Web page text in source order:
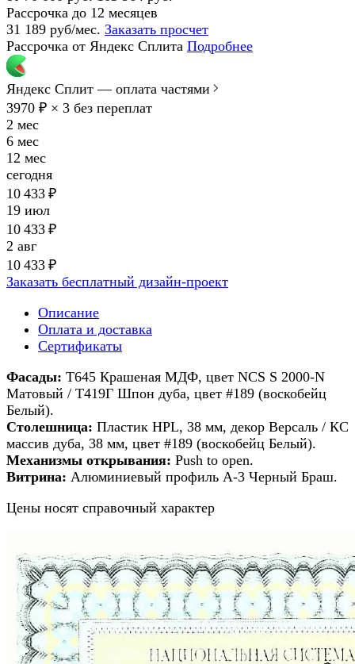
Рассрочка до 12 месяцев
31 189 руб/мес. Заказать просчет
Рассрочка от Яндекс Сплита Подробнее
Яндекс Сплит — оплата частями
3970 ₽ × 3 без переплат
2 мес
6 мес
12 мес
сегодня
10 433 ₽
19 июл
10 433 ₽
2 авг
10 433 ₽
Заказать бесплатный дизайн-проект
Описание
Оплата и доставка
Сертификаты
Фасады: Т645 Крашеная МДФ, цвет NCS S 2000-N
Матовый / Т419Г Шпон дуба, цвет #189 (воскобейц
Белый).
Столешница: Пластик HPL, 38 мм, декор Версаль / КС
массив дуба, 38 мм, цвет #189 (воскобейц Белый).
Механизмы открывания: Push to open.
Витрина: Алюминиевый профиль А-3 Черный Браш.
Цены носят справочный характер